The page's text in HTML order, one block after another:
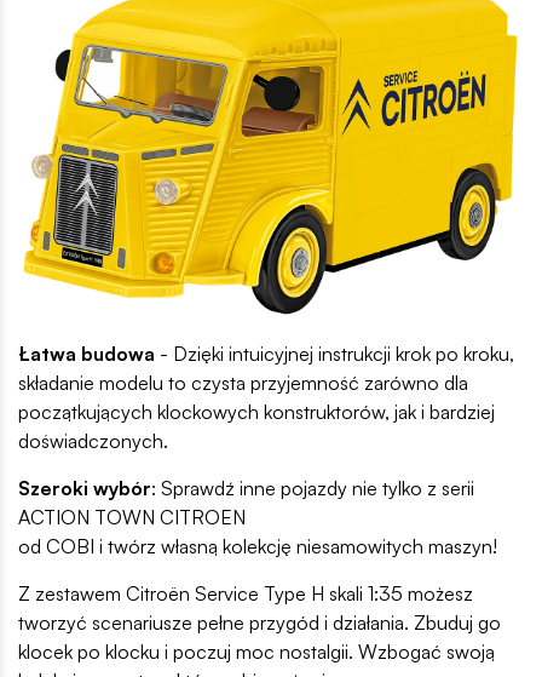
Łatwa budowa - Dzięki intuicyjnej instrukcji krok po kroku,
składanie modelu to czysta przyjemność zarówno dla
początkujących klockowych konstruktorów, jak i bardziej
doświadczonych.
Szeroki wybór: Sprawdź inne pojazdy nie tylko z serii
ACTION TOWN CITROEN
od COBI i twórz własną kolekcję niesamowitych maszyn!
Z zestawem Citroën Service Type H skali 1:35 możesz
tworzyć scenariusze pełne przygód i działania. Zbuduj go
klocek po klocku i poczuj moc nostalgii. Wzbogać swoją